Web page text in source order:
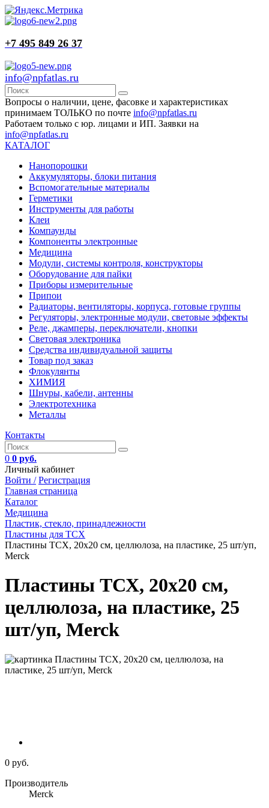
+7 495 849 26 37
info@npfatlas.ru
Вопросы о наличии, цене, фасовке и характеристиках
принимаем ТОЛЬКО по почте info@npfatlas.ru
Работаем только с юр. лицами и ИП. Заявки на
info@npfatlas.ru
КАТАЛОГ
Нанопорошки
Аккумуляторы, блоки питания
Вспомогательные материалы
Герметики
Инструменты для работы
Клеи
Компаунды
Компоненты электронные
Медицина
Модули, системы контроля, конструкторы
Оборудование для пайки
Приборы измерительные
Припои
Радиаторы, вентиляторы, корпуса, готовые группы
Регуляторы, электронные модули, световые эффекты
Реле, джамперы, переключатели, кнопки
Световая электроника
Средства индивидуальной защиты
Товар под заказ
Флокулянты
ХИМИЯ
Шнуры, кабели, антенны
Электротехника
Металлы
Контакты
0 0 руб.
Личный кабинет
Войти / Регистрация
Главная страница
Каталог
Медицина
Пластик, стекло, принадлежности
Пластины для ТСХ
Пластины ТСХ, 20х20 см, целлюлоза, на пластике, 25 шт/уп,
Merck
Пластины ТСХ, 20х20 см,
целлюлоза, на пластике, 25
шт/уп, Merck
0 руб.
Производитель
Merck